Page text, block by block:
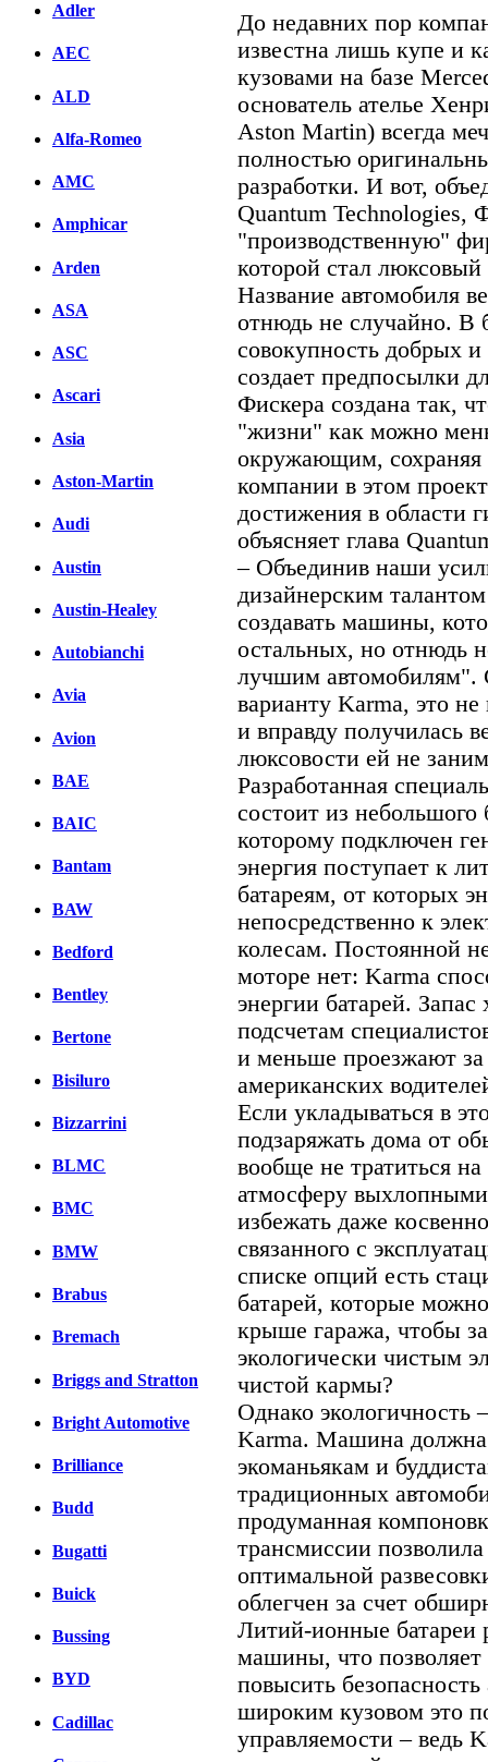
Adler
AEC
ALD
Alfa-Romeo
AMC
Amphicar
Arden
ASA
ASC
Ascari
Asia
Aston-Martin
Audi
Austin
Austin-Healey
Autobianchi
Avia
Avion
BAE
BAIC
Bantam
BAW
Bedford
Bentley
Bertone
Bisiluro
Bizzarrini
BLMC
BMC
BMW
Brabus
Bremach
Briggs and Stratton
Bright Automotive
Brilliance
Budd
Bugatti
Buick
Bussing
BYD
Cadillac
До недавних пор
известна лишь купе и
кузовами на базе
основатель ателье
Aston Martin) всегда
полностью
разработки. И вот,
Quantum Technologies,
"производственную"
которой стал
Название автомобиля
отнюдь не случайно. В
совокупность добрых и
создает предпосылки
Фискера создана так,
"жизни" как можно
окружающим,
компании в этом
достижения в области
объясняет глава
– Объединив наши
дизайнерским
создавать машины,
остальных, но отнюдь
лучшим автомобилям".
варианту Karma, это
и вправду получилась
люксовости ей не
Разработанная
состоит из небольшого
которому подключен
энергия поступает к
батареям, от которых
непосредственно к
колесам. Постоянной
моторе нет: Karma
энергии батарей.
подсчетам
и меньше проезжают за
американских
Если укладываться в
подзаряжать дома от
вообще не тратиться
атмосферу
избежать даже
связанного с
списке опций есть
батарей, которые
крыше гаража, чтобы
экологически чистым
чистой кармы?
Однако экологичность
Karma. Машина должна
экоманьякам и
традиционных
продуманная
трансмиссии
оптимальной
облегчен за счет
Литий-ионные батареи
машины, что позволяет
повысить
широким кузовом это
управляемости – ведь